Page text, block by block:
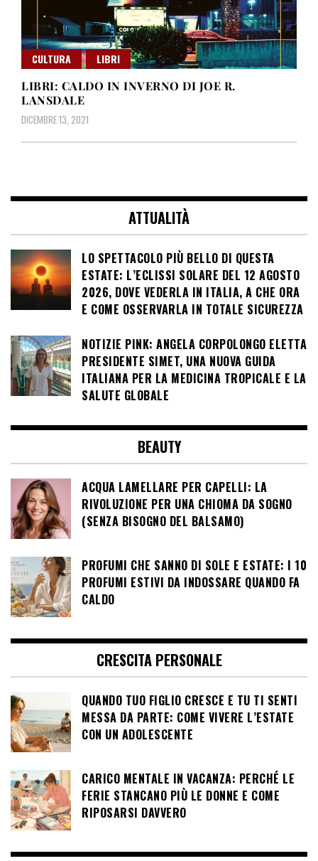
CULTURA
LIBRI
LIBRI: CALDO IN INVERNO DI JOE R.
LANSDALE
DICEMBRE 13, 2021
ATTUALITÀ
LO SPETTACOLO PIÙ BELLO DI QUESTA
ESTATE: L’ECLISSI SOLARE DEL 12 AGOSTO
2026, DOVE VEDERLA IN ITALIA, A CHE ORA
E COME OSSERVARLA IN TOTALE SICUREZZA
NOTIZIE PINK: ANGELA CORPOLONGO ELETTA
PRESIDENTE SIMET, UNA NUOVA GUIDA
ITALIANA PER LA MEDICINA TROPICALE E LA
SALUTE GLOBALE
BEAUTY
ACQUA LAMELLARE PER CAPELLI: LA
RIVOLUZIONE PER UNA CHIOMA DA SOGNO
(SENZA BISOGNO DEL BALSAMO)
PROFUMI CHE SANNO DI SOLE E ESTATE: I 10
PROFUMI ESTIVI DA INDOSSARE QUANDO FA
CALDO
CRESCITA PERSONALE
QUANDO TUO FIGLIO CRESCE E TU TI SENTI
MESSA DA PARTE: COME VIVERE L’ESTATE
CON UN ADOLESCENTE
CARICO MENTALE IN VACANZA: PERCHÉ LE
FERIE STANCANO PIÙ LE DONNE E COME
RIPOSARSI DAVVERO